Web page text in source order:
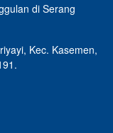
di Serang
Kec. Kasemen,